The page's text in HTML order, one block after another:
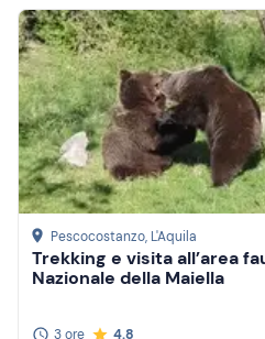
Pescocostanzo, L'Aquila
Trekking e visita all’area
Nazionale della Maiella
3 ore 4.8